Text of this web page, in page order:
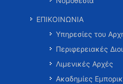
ΕΠΙΚΟΙΝΩΝΙΑ
Υπηρεσίες του
Περιφερειακές
Λιμενικές Αρχές
Ακαδημίες